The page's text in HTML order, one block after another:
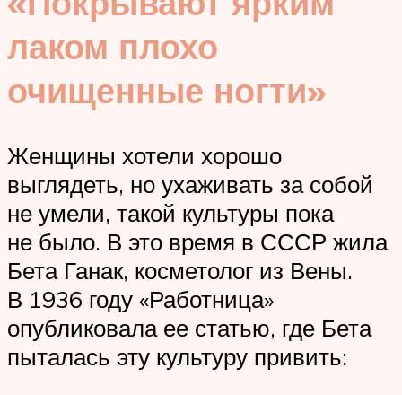
лаком плохо
очищенные ногти»
Женщины хотели хорошо
выглядеть, но ухаживать за собой
не умели, такой культуры пока
не было. В это время в СССР жила
Бета Ганак, косметолог из Вены.
В 1936 году «Работница»
опубликовала ее статью, где Бета
пыталась эту культуру привить: